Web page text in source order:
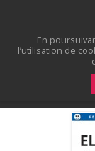
En
l’utilisation de